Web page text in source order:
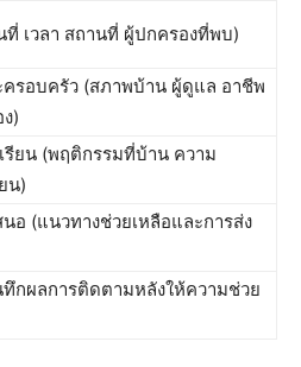
ที่ เวลา สถานที่ ผู้ปกครองที่พบ)
รอบครัว (สภาพบ้าน ผู้ดูแล อาชีพ
)
รียน (พฤติกรรมที่บ้าน ความ
น)
อ (แนวทางช่วยเหลือและการส่ง
กผลการติดตามหลังให้ความช่วย